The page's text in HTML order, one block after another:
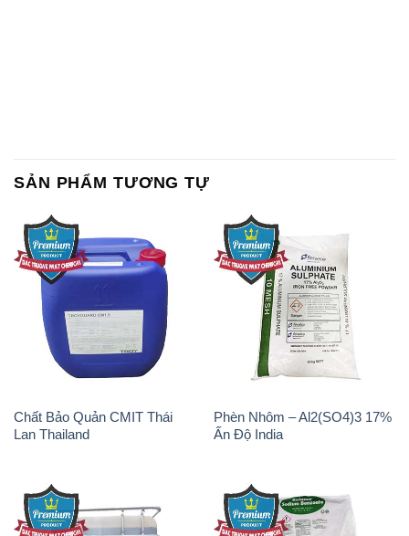
SẢN PHẨM TƯƠNG TỰ
Chất Bảo Quản CMIT Thái
Lan Thailand
Phèn Nhôm – Al2(SO4)3 17%
Ấn Độ India